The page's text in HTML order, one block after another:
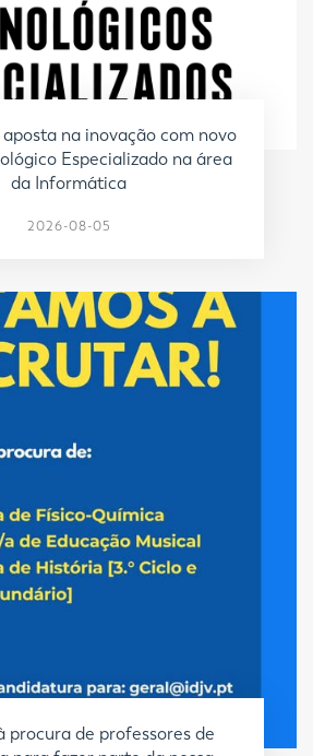
na inovação com novo
Especializado na área
da Informática
2026-08-05
procura de professores de